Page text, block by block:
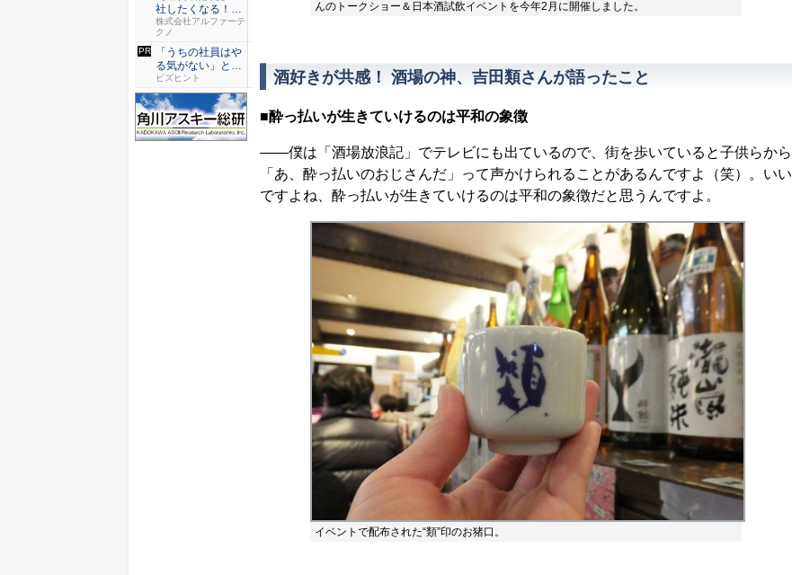
んのトークショー＆日本酒試飲イベントを今年2月に開催しました。
酒好きが共感！ 酒場の神、吉田類さんが語ったこと
■酔っ払いが生きていけるのは平和の象徴
――僕は「酒場放浪記」でテレビにも出ているので、街を歩いていると子供らから
「あ、酔っ払いのおじさんだ」って声かけられることがあるんですよ（笑）。いい
ですよね、酔っ払いが生きていけるのは平和の象徴だと思うんですよ。
イベントで配布された“類”印のお猪口。
社したくなる！社
員を活か...
株式会社アルファーテ
クノ
「うちの社員はや
る気がない」と嘆
くリーダ...
ビズヒント